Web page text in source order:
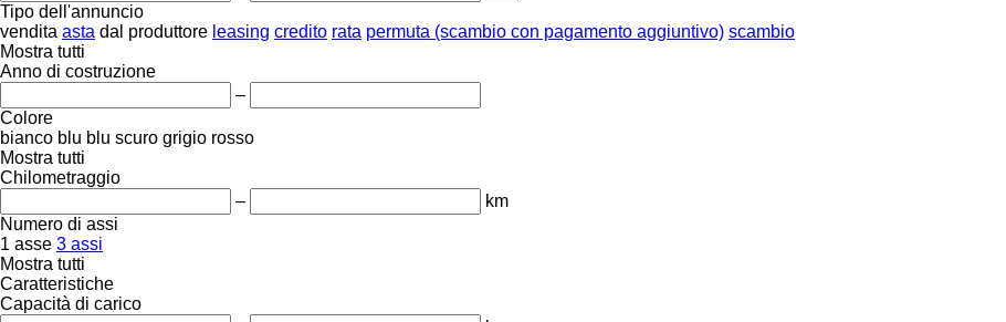
Tipo dell'annuncio
vendita asta dal produttore leasing credito rata permuta (scambio con pagamento aggiuntivo) scambio
Mostra tutti
Anno di costruzione
–
Colore
bianco blu blu scuro grigio rosso
Mostra tutti
Chilometraggio
–
km
Numero di assi
1 asse 3 assi
Mostra tutti
Caratteristiche
Capacità di carico